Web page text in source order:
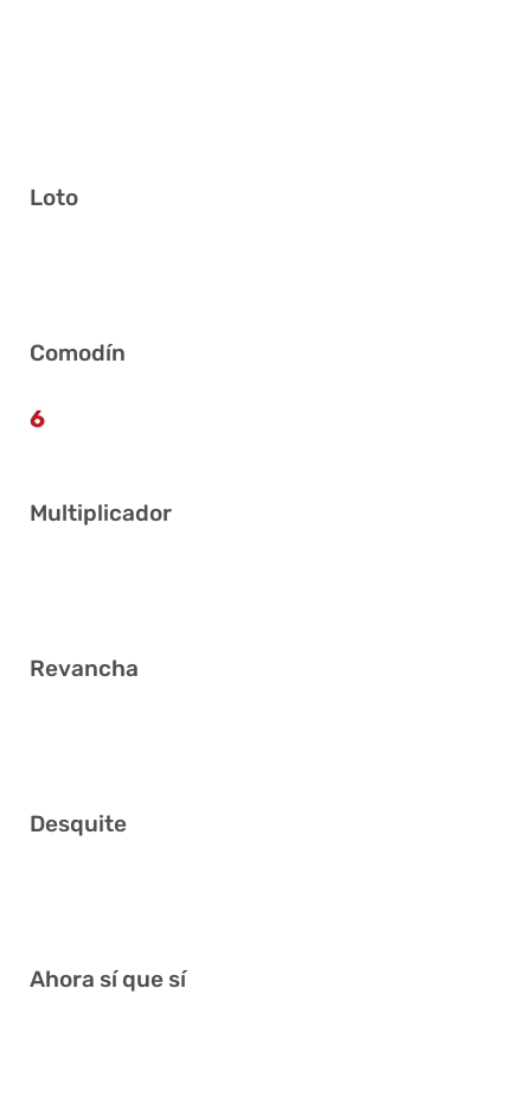
Loto
Comodín
6
Multiplicador
Revancha
Desquite
Ahora sí que sí